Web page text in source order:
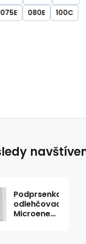
075E
080E 100C
Podprsenka
odlehčovací
Microenergen